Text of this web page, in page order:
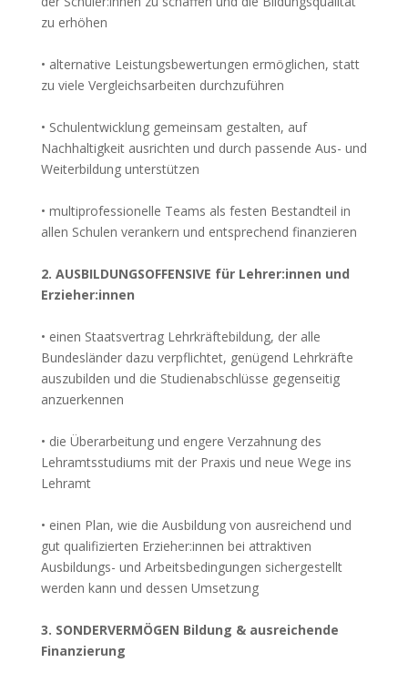
zu erhöhen
• alternative Leistungsbewertungen ermöglichen, statt
zu viele Vergleichsarbeiten durchzuführen
• Schulentwicklung gemeinsam gestalten, auf
Nachhaltigkeit ausrichten und durch passende Aus- und
Weiterbildung unterstützen
• multiprofessionelle Teams als festen Bestandteil in
allen Schulen verankern und entsprechend finanzieren
2. AUS­BILDUNGS­OFFEN­SI­VE für Lehrer:innen und
Erzieher:innen
• einen Staatsvertrag Lehrkräftebildung, der alle
Bundesländer dazu verpflichtet, genügend Lehrkräfte
auszubilden und die Studienabschlüsse gegenseitig
anzuerkennen
• die Überarbeitung und engere Verzahnung des
Lehramtsstudiums mit der Praxis und neue Wege ins
Lehramt
• einen Plan, wie die Ausbildung von ausreichend und
gut qualifizierten Erzieher:innen bei attraktiven
Ausbildungs- und Arbeitsbedingungen sichergestellt
werden kann und dessen Umsetzung
3. SONDER­VER­MÖGEN Bildung & ausreichende
Finanzierung